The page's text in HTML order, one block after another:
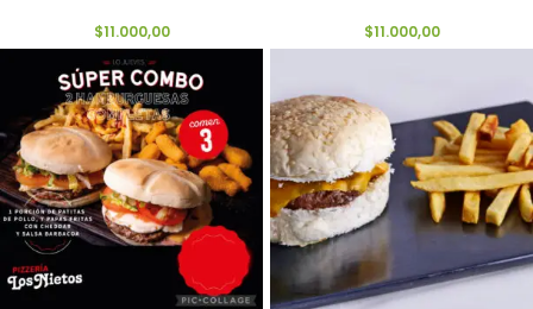
$11.000,00 $11.000,00